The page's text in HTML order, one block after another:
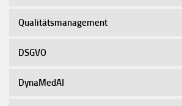
Qualitätsmanagement
DSGVO
DynaMedAI